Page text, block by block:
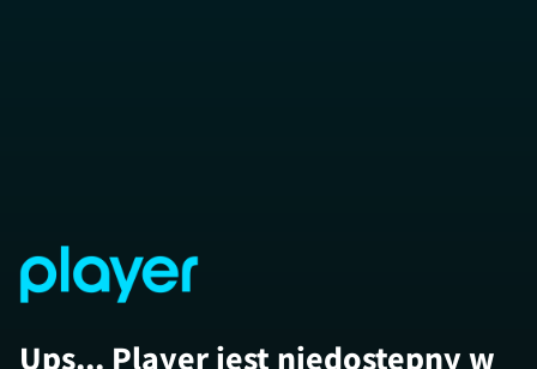
Ups... Player jest niedostępny w